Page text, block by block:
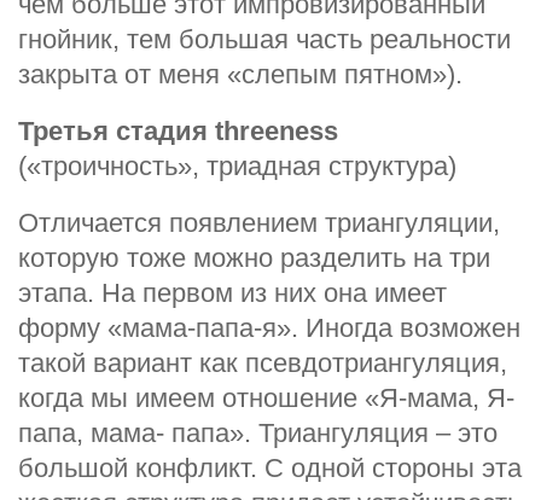
гнойник, тем большая часть реальности
закрыта от меня «слепым пятном»).
Третья стадия threeness
(«троичность», триадная структура)
Отличается появлением триангуляции,
которую тоже можно разделить на три
этапа. На первом из них она имеет
форму «мама-папа-я». Иногда возможен
такой вариант как псевдотриангуляция,
когда мы имеем отношение «Я-мама, Я-
папа, мама- папа». Триангуляция – это
большой конфликт. С одной стороны эта